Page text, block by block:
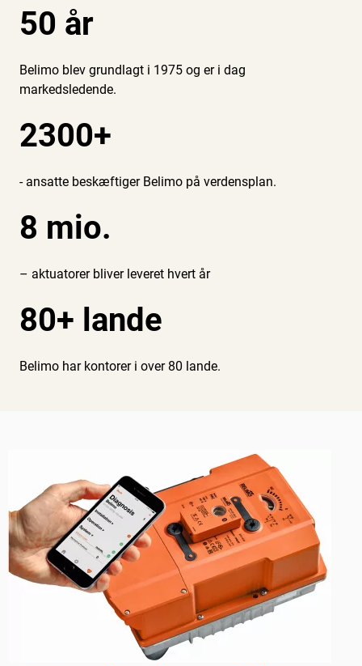
50 år
Belimo blev grundlagt i 1975 og er i dag
markedsledende.
2300+
- ansatte beskæftiger Belimo på verdensplan.
8 mio.
– aktuatorer bliver leveret hvert år
80+ lande
Belimo har kontorer i over 80 lande.